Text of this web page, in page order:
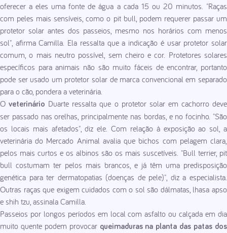
oferecer a eles uma fonte de água a cada 15 ou 20 minutos. "Raças
com peles mais sensíveis, como o pit bull, podem requerer passar um
protetor solar antes dos passeios, mesmo nos horários com menos
sol", afirma Camilla. Ela ressalta que a indicação é usar protetor solar
comum, o mais neutro possível, sem cheiro e cor. Protetores solares
específicos para animais não são muito fáceis de encontrar, portanto
pode ser usado um protetor solar de marca convencional em separado
para o cão, pondera a veterinária.
Oveterinário Duarte ressalta que o protetor solar em cachorro deve
ser passado nas orelhas, principalmente nas bordas, e no focinho. "São
os locais mais afetados", diz ele. Com relação à exposição ao sol, a
veterinária do Mercado Animal avalia que bichos com pelagem clara,
pelos mais curtos e os albinos são os mais suscetíveis. "Bull terrier, pit
bull costumam ter pelos mais brancos, e já têm uma predisposição
genética para ter dermatopatias (doenças de pele)", diz a especialista.
Outras raças que exigem cuidados com o sol são dálmatas, lhasa apso
e shih tzu, assinala Camilla.
Passeios por longos períodos em local com asfalto ou calçada em dia
muito quente podem provocar queimaduras na planta das patas dos